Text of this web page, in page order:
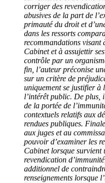
corriger des
abusives de la part de
primauté du droit et
dans les ressorts
recommandations visant
Cabinet et à assujettir
contrôle par un
fin, l’auteur préconise
sur un critère de
uniquement se justifier à
l’intérêt public. De plus,
de la portée de
contextuels relatifs aux
rendues publiques.
aux juges et au
pouvoir d’examiner les
Cabinet lorsque survient
revendication
additionnel de
renseignements lorsque